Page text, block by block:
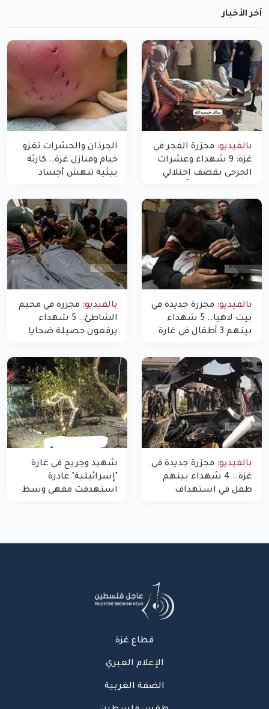
آخر الأخبار
بالفيديو: مجزرة الفجر في
غزة: 9 شهداء وعشرات
الجرحى بقصف احتلالي
الجرذان والحشرات تغزو
خيام ومنازل غزة.. كارثة
بيئية تنهش أجساد
بالفيديو: مجزرة جديدة في
بيت لاهيا.. 5 شهداء
بينهم 3 أطفال في غارة
غزة
بالفيديو: مجزرة في مخيم
الشاطئ.. 5 شهداء
يرفعون حصيلة ضحايا
بالفيديو: مجزرة جديدة في
غزة.. 4 شهداء بينهم
طفل في استهداف
شهيد وجريح في غارة
"إسرائيلية" غادرة
استهدفت مقهى وسط
قطاع غزة
الإعلام العبري
الضفة الغربية